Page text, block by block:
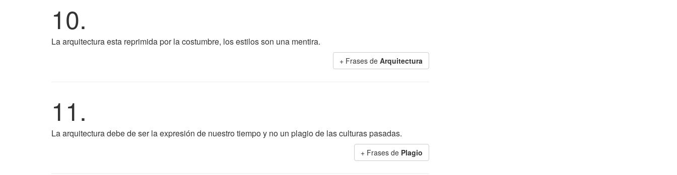
10.
La arquitectura esta reprimida por la costumbre, los estilos son una mentira.
+ Frases de Arquitectura
11.
La arquitectura debe de ser la expresión de nuestro tiempo y no un plagio de las culturas pasadas.
+ Frases de Plagio